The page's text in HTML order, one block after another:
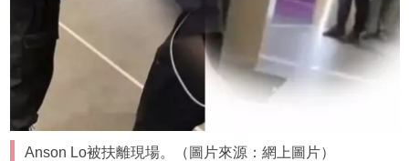
Anson Lo被扶離現場。（圖片來源：網上圖片）